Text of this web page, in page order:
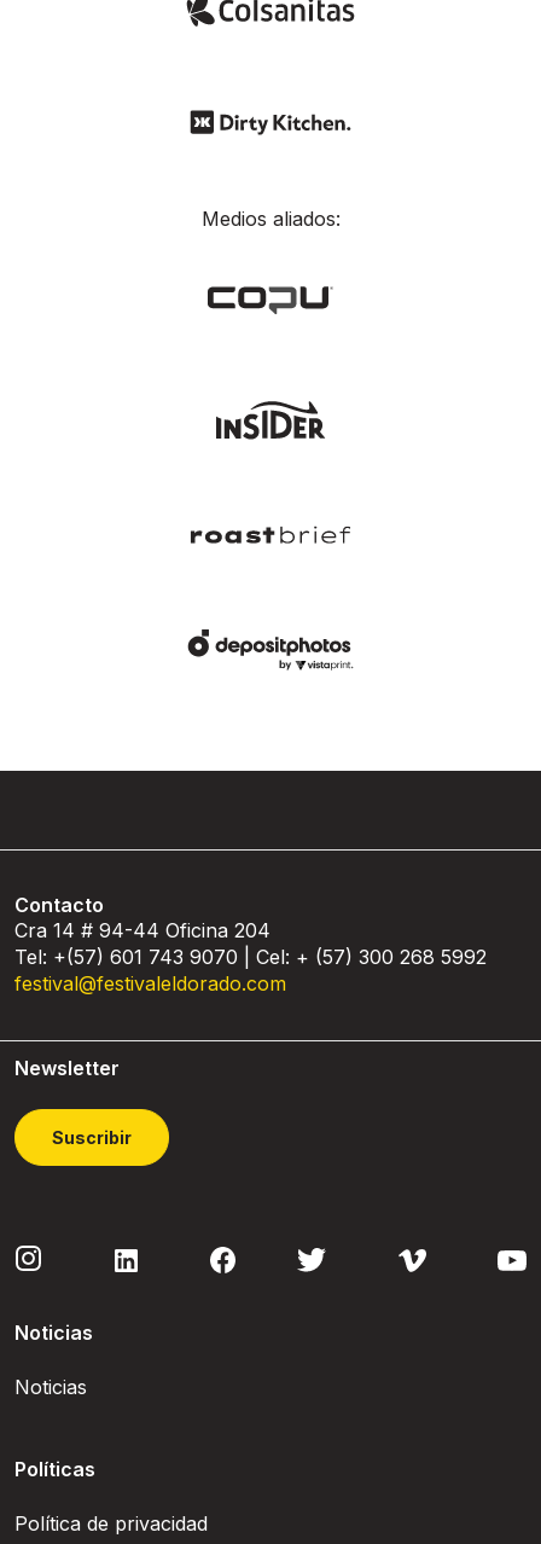
Medios aliados:
Contacto
Cra 14 # 94-44 Oficina 204
Tel: +(57) 601 743 9070 | Cel: + (57) 300 268 5992
festival@festivaleldorado.com
Newsletter
Suscribir
Noticias
Noticias
Políticas
Política de privacidad